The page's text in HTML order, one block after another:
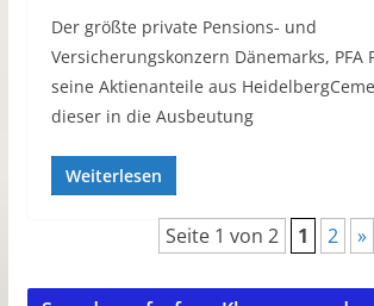
Der größte private Pensions- und
Versicherungskonzern Dänemarks, PFA
seine Aktienanteile aus
dieser in die Ausbeutung
Weiterlesen
Seite 1 von 2 1 2 »